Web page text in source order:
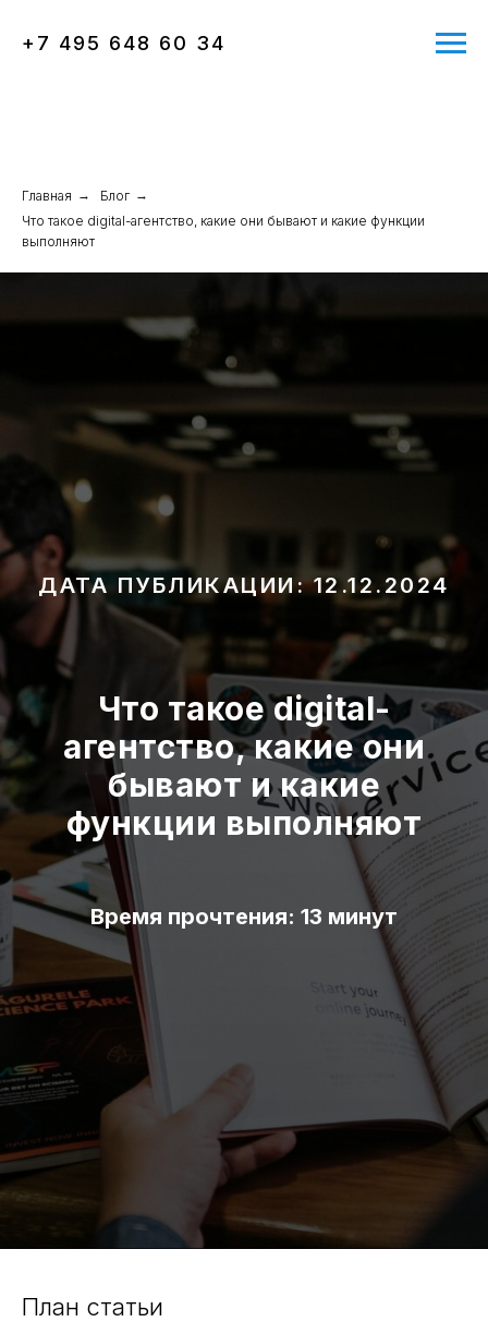
+7 495 648 60 34
Главная → Блог →
Что такое digital-агентство, какие они бывают и какие функции
выполняют
ДАТА ПУБЛИКАЦИИ: 12.12.2024
Что такое digital-
агентство, какие они
бывают и какие
функции выполняют
Время прочтения: 13 минут
План статьи